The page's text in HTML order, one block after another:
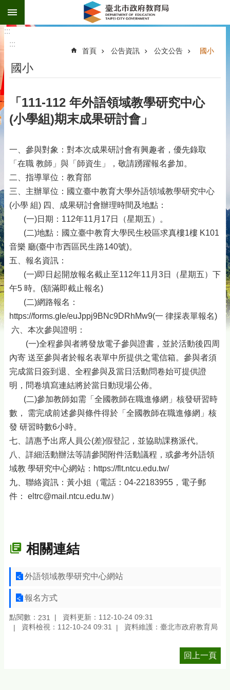
跳到主要內容區塊
:::
:::
首頁 公告資訊 公文公告 國小
國小
「111-112 年外語領域教學研究中心
(小學組)期末成果研討會」
一、參與對象：對本次成果研討會有興趣者，優先錄取
「在職 教師」與「師資生」，敬請踴躍報名參加。
二、指導單位：教育部
三、主辦單位：國立臺中教育大學外語領域教學研究中心
(小學 組) 四、成果研討會辦理時間及地點：
(一)日期：112年11月17日（星期五）。
(二)地點：國立臺中教育大學民生校區求真樓1樓 K101
音樂 廳(臺中市西區民生路140號)。
五、報名資訊：
(一)即日起開放報名截止至112年11月3日（星期五）下
午5 時。(額滿即截止報名)
(二)網路報名：
https://forms.gle/euJppj9BNc9DRhMw9(一 律採表單報名)
六、本次參與證明：
(一)全程參與者將發放電子參與證書，並於活動後四周
內寄 送至參與者於報名表單中所提供之電信箱。參與者須
完成當日簽到退、全程參與及當日活動問卷始可提供證
明，問卷填寫連結將於當日動現場公佈。
(二)參加教師如需「全國教師在職進修網」核發研習時
數， 需完成前述參與條件得於「全國教師在職進修網」核
發 研習時數6小時。
七、請惠予出席人員公(差)假登記，並協助課務派代。
八、詳細活動辦法等請參閱附件活動議程，或參考外語領
域教 學研究中心網站：https://flt.ntcu.edu.tw/
九、聯絡資訊：黃小姐（電話：04-22183955，電子郵
件： eltrc@mail.ntcu.edu.tw）
相關連結
外語領域教學研究中心網站
報名方式
點閱數： 231
資料更新：112-10-24 09:31
資料檢視：112-10-24 09:31
資料維護：臺北市政府教育局
回上一頁